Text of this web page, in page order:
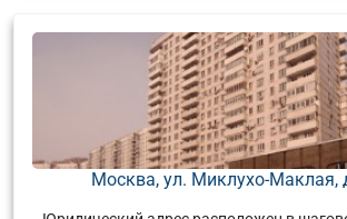
Москва, ул. Миклухо-Маклая,